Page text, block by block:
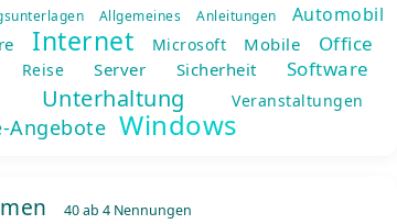
Allgemeines Anleitungen Automobil
Internet Microsoft Mobile Office
Reise Server Sicherheit Software
Unterhaltung Veranstaltungen
Angebote Windows
40 ab 4 Nennungen